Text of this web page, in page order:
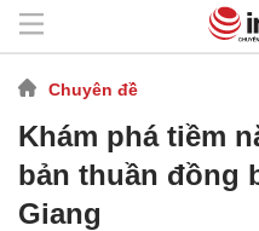
Chuyên đề
Khám phá tiềm
bản thuần đồng
Giang